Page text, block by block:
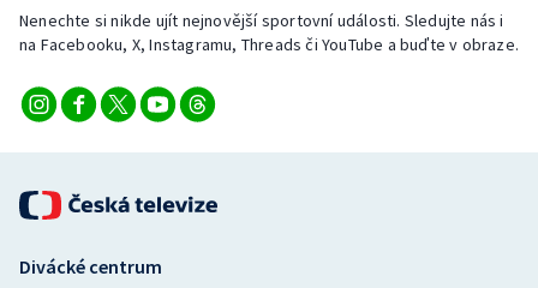
Nenechte si nikde ujít nejnovější sportovní události. Sledujte nás i
na Facebooku, X, Instagramu, Threads či YouTube a buďte v obraze.
Divácké centrum